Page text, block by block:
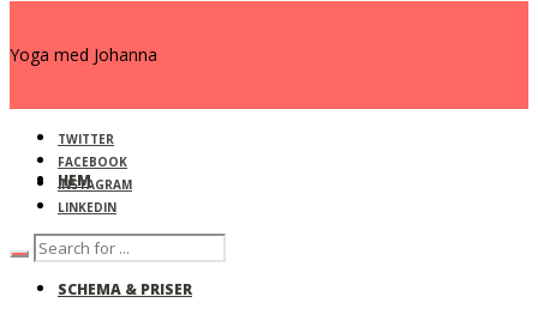
Yoga med Johanna
HEM
SCHEMA & PRISER
TWITTER
FACEBOOK
INSTAGRAM
LINKEDIN